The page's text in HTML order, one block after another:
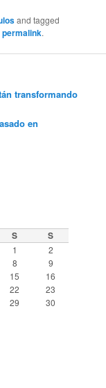
and tagged
permalink.
transformando
en
S S
1
2
8
9
15
16
22
23
29
30